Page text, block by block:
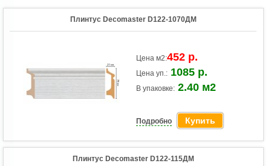
Плинтус Decomaster D122-1070ДМ
Цена м2:452 р.
Цена уп.: 1085 р.
В упаковке: 2.40 м2
Подробно Купить
Плинтус Decomaster D122-115ДМ